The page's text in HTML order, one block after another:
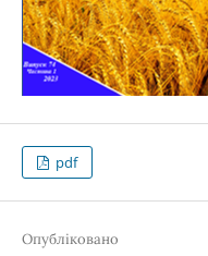
pdf
Опубліковано